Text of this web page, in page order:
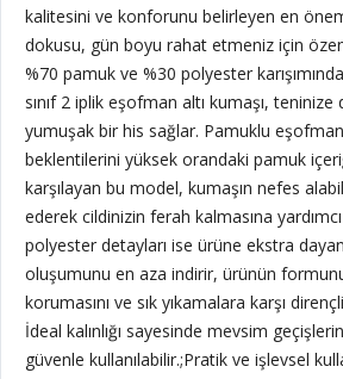
kalitesini ve konforunu belirleyen en
dokusu, gün boyu rahat etmeniz için
%70 pamuk ve %30 polyester
sınıf 2 iplik eşofman altı kumaşı,
yumuşak bir his sağlar. Pamuklu
beklentilerini yüksek orandaki pamuk
karşılayan bu model, kumaşın nefes
ederek cildinizin ferah kalmasına
polyester detayları ise ürüne ekstra
oluşumunu en aza indirir, ürünün
korumasını ve sık yıkamalara karşı
İdeal kalınlığı sayesinde mevsim
güvenle kullanılabilir.;Pratik ve işlevsel